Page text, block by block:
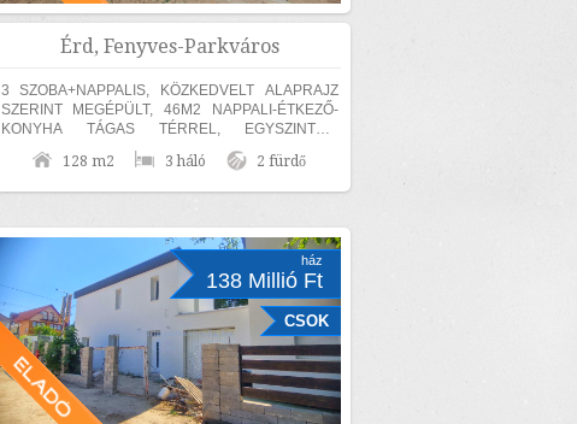
Érd, Fenyves-Parkváros
3 SZOBA+NAPPALIS, KÖZKEDVELT ALAPRAJZ
SZERINT MEGÉPÜLT, 46M2 NAPPALI-ÉTKEZŐ-
KONYHA TÁGAS TÉRREL, EGYSZINTES,
MEDITERRÁN CSALÁDI HÁZ ELADÓ! Érden, a
Fenyves Parkvárosi részen 840m2...
128 m2 3 háló 2 fürdő
ház
138 Millió Ft
CSOK